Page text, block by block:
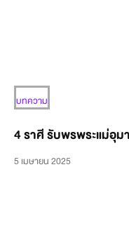
บทความ
4 ราศี รับพรพระแม่อุม
5 เมษายน 2025